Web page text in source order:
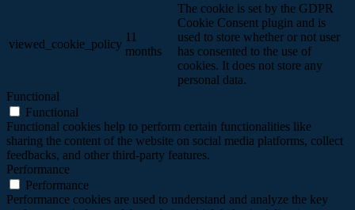
viewed_cookie_policy
11
months
The cookie is set by the GDPR
Cookie Consent plugin and is
used to store whether or not user
has consented to the use of
cookies. It does not store any
personal data.
Functional
Functional
Functional cookies help to perform certain functionalities like
sharing the content of the website on social media platforms, collect
feedbacks, and other third-party features.
Performance
Performance
Performance cookies are used to understand and analyze the key